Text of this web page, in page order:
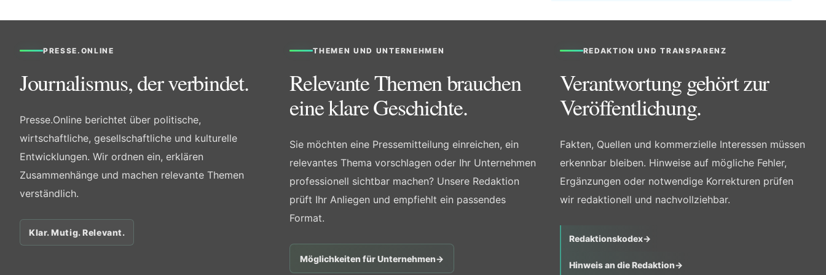
PRESSE.ONLINE
Journalismus, der verbindet.
Presse.Online berichtet über politische,
wirtschaftliche, gesellschaftliche und kulturelle
Entwicklungen. Wir ordnen ein, erklären
Zusammenhänge und machen relevante Themen
verständlich.
Klar. Mutig. Relevant.
THEMEN UND UNTERNEHMEN
Relevante Themen brauchen
eine klare Geschichte.
Sie möchten eine Pressemitteilung einreichen, ein
relevantes Thema vorschlagen oder Ihr Unternehmen
professionell sichtbar machen? Unsere Redaktion
prüft Ihr Anliegen und empfiehlt ein passendes
Format.
Möglichkeiten für Unternehmen→
REDAKTION UND TRANSPARENZ
Verantwortung gehört zur
Veröffentlichung.
Fakten, Quellen und kommerzielle Interessen müssen
erkennbar bleiben. Hinweise auf mögliche Fehler,
Ergänzungen oder notwendige Korrekturen prüfen
wir redaktionell und nachvollziehbar.
Redaktionskodex→
Hinweis an die Redaktion→